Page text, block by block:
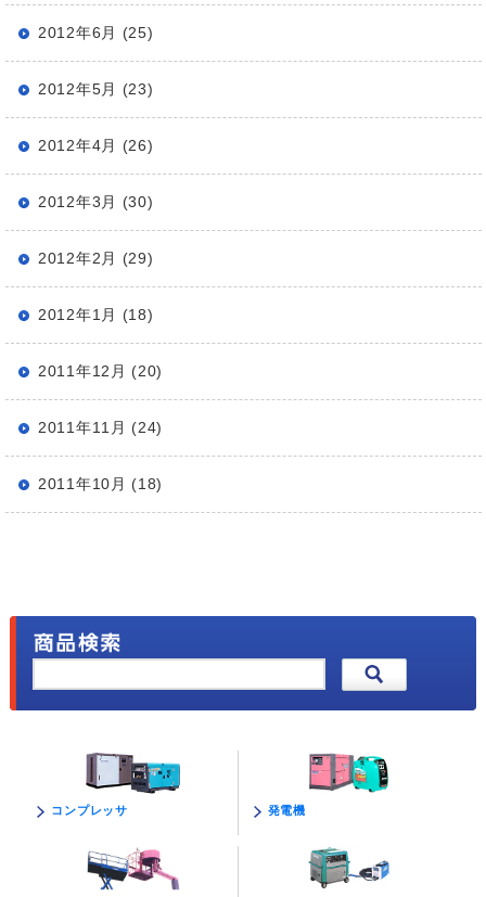
2012年6月 (25)
2012年5月 (23)
2012年4月 (26)
2012年3月 (30)
2012年2月 (29)
2012年1月 (18)
2011年12月 (20)
2011年11月 (24)
2011年10月 (18)
コンプレッサ 発電機